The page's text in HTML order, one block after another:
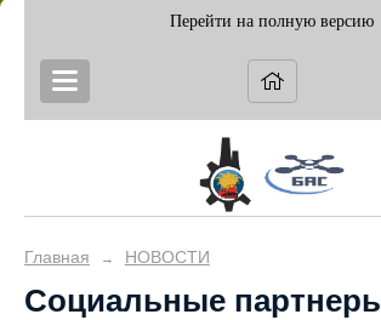
Перейти на полную версию
Главная → НОВОСТИ
Социальные